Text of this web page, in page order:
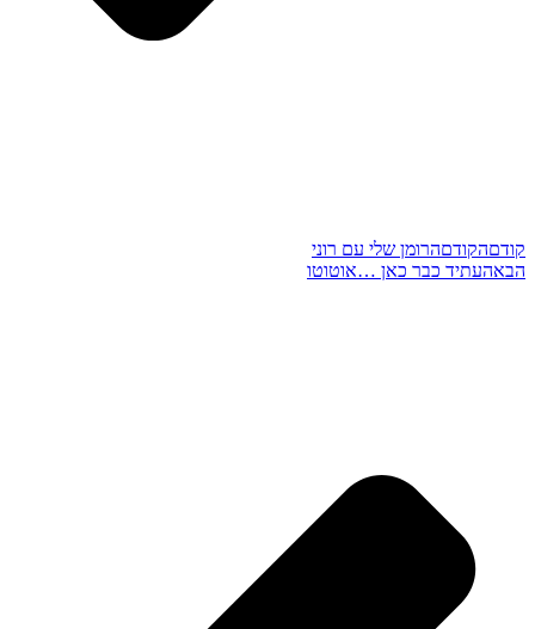
קודםהקודםהרומן שלי עם רוני
הבאהעתיד כבר כאן …אוטוטו